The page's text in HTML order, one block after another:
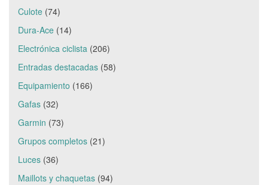
Culote (74)
Dura-Ace (14)
Electrónica ciclista (206)
Entradas destacadas (58)
Equipamiento (166)
Gafas (32)
Garmin (73)
Grupos completos (21)
Luces (36)
Maillots y chaquetas (94)